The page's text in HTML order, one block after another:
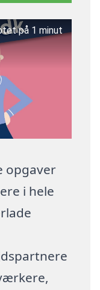
på 1 minut
opgaver
i hele